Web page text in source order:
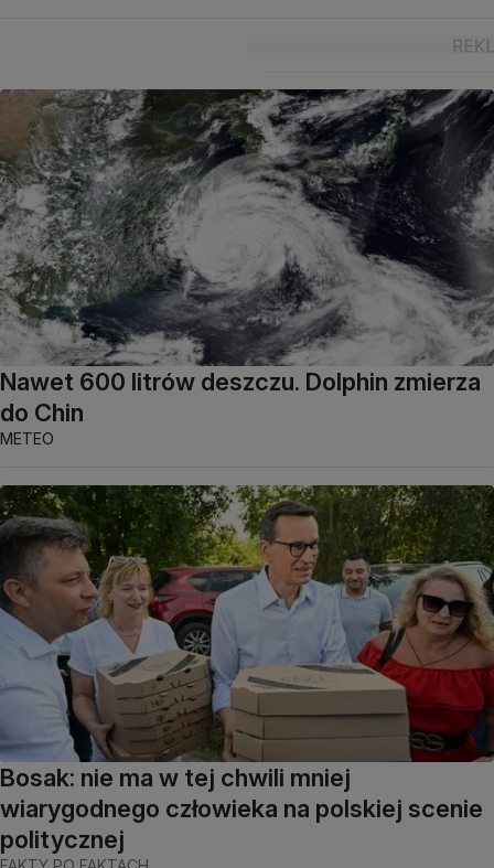
Nawet 600 litrów deszczu. Dolphin zmierza
do Chin
METEO
Bosak: nie ma w tej chwili mniej
wiarygodnego człowieka na polskiej scenie
politycznej